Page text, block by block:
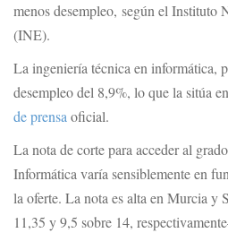
menos desempleo, según el Instituto
(INE).
La ingeniería técnica en informática,
desempleo del 8,9%, lo que la sitúa
de prensa oficial.
La nota de corte para acceder al
Informática varía sensiblemente en
la oferte. La nota es alta en Murcia
11,35 y 9,5 sobre 14,